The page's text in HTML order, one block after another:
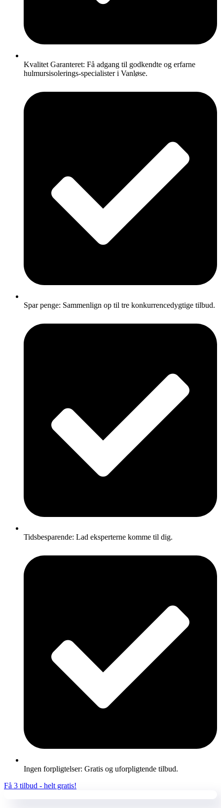
Kvalitet Garanteret: Få adgang til godkendte og erfarne
hulmursisolerings-specialister i Vanløse.
Spar penge: Sammenlign op til tre konkurrencedygtige tilbud.
Tidsbesparende: Lad eksperterne komme til dig.
Ingen forpligtelser: Gratis og uforpligtende tilbud.
Få 3 tilbud - helt gratis!